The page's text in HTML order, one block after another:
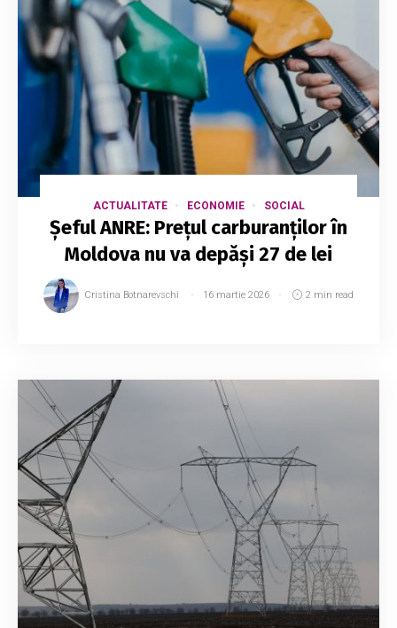
ACTUALITATE ECONOMIE SOCIAL
Șeful ANRE: Prețul carburanților în
Moldova nu va depăși 27 de lei
Cristina Botnarevschi 16 martie 2026 2 min read